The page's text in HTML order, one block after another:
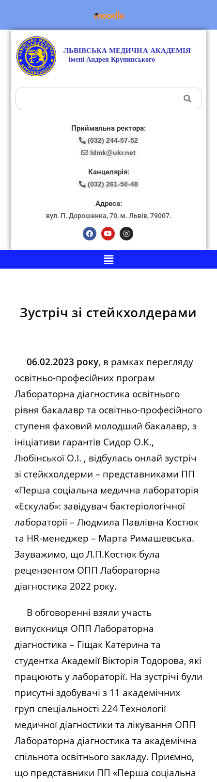
Приймальна ректора:
(032) 244-57-52
ldmk@ukr.net
Канцелярія:
(032) 261-50-48
Адреса:
вул. П. Дорошенка, 70, м. Львів, 79007.
Зустріч зі стейкхолдерами
06.02.2023 року, в рамках перегляду
освітньо-професійних програм
Лабораторна діагностика освітнього
рівня бакалавр та освітньо-професійного
ступеня фаховий молодший бакалавр, з
ініціативи гарантів Сидор О.К.,
Любінської О.І. , відбулась онлай зустріч
зі стейкхолдерми – представниками ПП
«Перша соціальна медична лабораторія
«Ескулаб»: завідувач бактеріологічної
лабораторії – Людмила Павлівна Костюк
та HR-менеджер – Марта Римашевська.
Зауважимо, що Л.П.Костюк була
рецензентом ОПП Лабораторна
діагностика 2022 року.
В обговоренні взяли участь
випускниця ОПП Лабораторна
діагностика – Гіщак Катерина та
студентка Академії Вікторія Тодорова, які
працюють у лабораторії. На зустрічі були
присутні здобувачі з 11 академічних
груп спеціальності 224 Технології
медичної діагностики та лікування ОПП
Лабораторна діагностика та академічна
спільнота освітнього закладу. Приємно,
що представники ПП «Перша соціальна